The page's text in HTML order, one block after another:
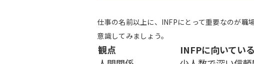
仕事の名前以上に、INFPにとって重要なのが職
意識してみましょう。
観点 INFPに向いてい